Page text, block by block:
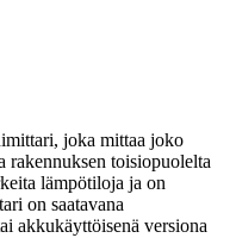
joka mittaa joko
rakennuksen toisiopuolelta
lämpötiloja ja on
on saatavana
akkukäyttöisenä versiona